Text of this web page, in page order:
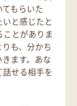
もらいた
と感じたと
とがありま
も、分かち
ます。あな
せる相手を